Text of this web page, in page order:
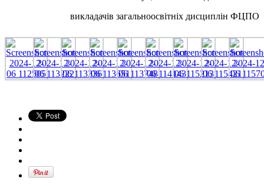
викладачів загальноосвітніх дисциплін ФЦПО